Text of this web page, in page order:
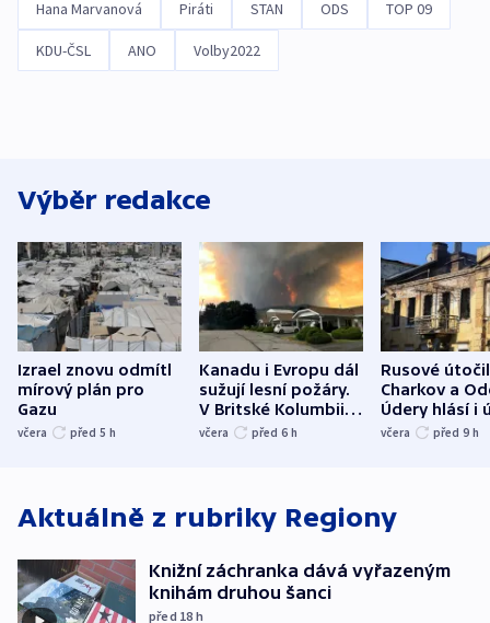
Hana Marvanová Piráti STAN ODS TOP 09
KDU-ČSL ANO Volby2022
Výběr redakce
Izrael znovu odmítl
mírový plán pro
Gazu
včera před 5 h
Kanadu i Evropu dál
sužují lesní požáry.
V Britské Kolumbii
evakuovali tisíce lidí
včera před 6 h
Rusové
Charkov a
Údery hlásí i
Bělgorodu
včera před 9 h
Aktuálně z rubriky Regiony
Knižní záchranka dává vyřazeným
knihám druhou šanci
před 18 h